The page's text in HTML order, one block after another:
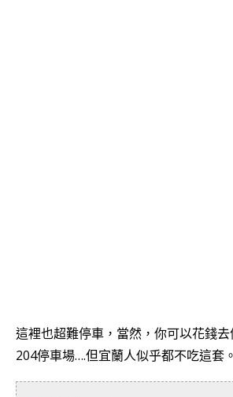
這裡也超難停車，當然，你可以花錢
204停車場….但宜蘭人似乎都不吃這套。